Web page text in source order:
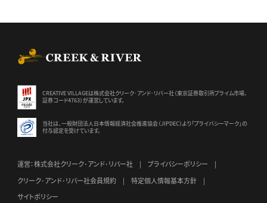
CREATIVE VILLAGEは株式会社クリーク･アンド･リバー社（東京証券取引所プライム市場、
証券コード4763）が運営しています。
当社は、一般財団法人日本情報経済社会推進協会（JIPDEC）より 「プライバシーマーク」の
付与認定を受けています。
運営：株式会社クリーク･アンド･リバー社
プライバシーポリシー
クリーク･アンド･リバー社会員規約
特定個人情報基本方針
サイトポリシー